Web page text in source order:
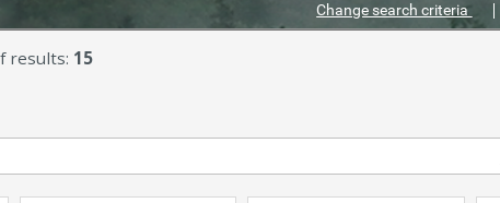
Change search criteria
results: 15